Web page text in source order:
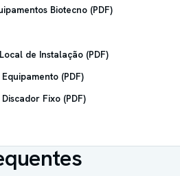
Biotecno (PDF)
de Instalação (PDF)
(PDF)
Fixo (PDF)